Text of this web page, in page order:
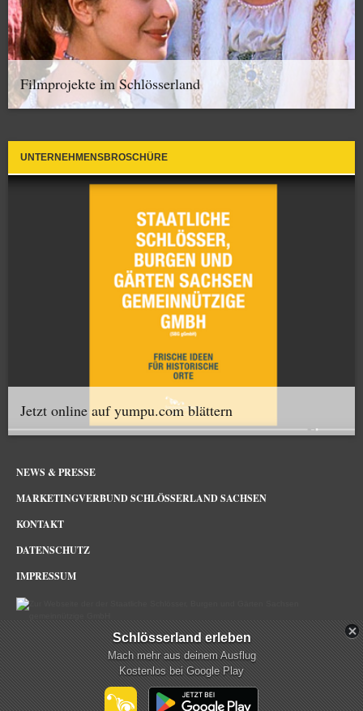
Filmprojekte im Schlösserland
UNTERNEHMENSBROSCHÜRE
Jetzt online auf yumpu.com blättern
NEWS & PRESSE
MARKETINGVERBUND SCHLÖSSERLAND SACHSEN
KONTAKT
DATENSCHUTZ
IMPRESSUM
Schlösserland Sachsen im Netz
Schlösserland erleben
Mach mehr aus deinem Ausflug
Kostenlos bei Google Play
mehr